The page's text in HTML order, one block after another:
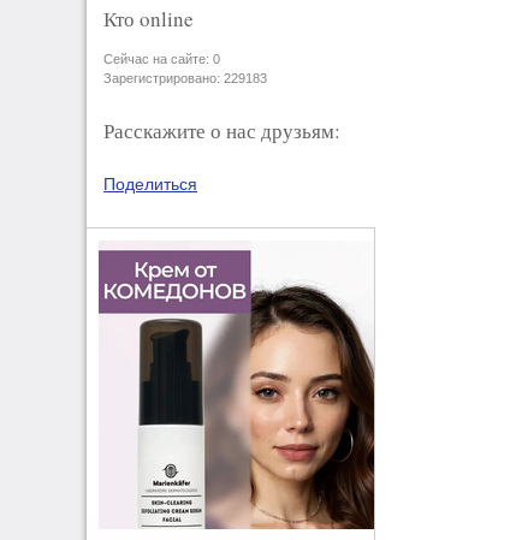
Кто online
Сейчас на сайте: 0
Зарегистрировано: 229183
Расскажите о нас друзьям:
Поделиться